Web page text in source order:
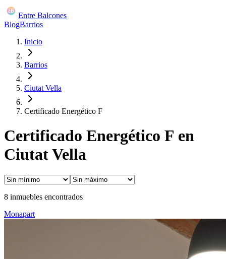
Entre Balcones
BlogBarrios
Inicio
Barrios
Ciutat Vella
Certificado Energético F
Certificado Energético F en
Ciutat Vella
8 inmuebles encontrados
Monapart